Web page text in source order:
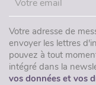
Votre adresse de
envoyer les lettres
pouvez à tout
intégré dans la
vos données et vos